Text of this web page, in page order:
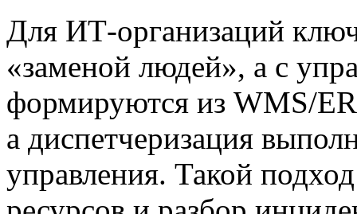
Для ИТ-организаций
«заменой людей», а с
формируются из WMS/
а диспетчеризация
управления. Такой